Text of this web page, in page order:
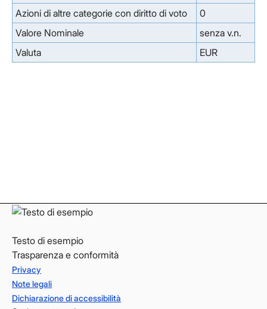
Azioni di altre categorie con diritto di voto
0
Valore Nominale
senza v.n.
Valuta
EUR
Testo di esempio
Trasparenza e conformità
Privacy
Note legali
Dichiarazione di accessibilità